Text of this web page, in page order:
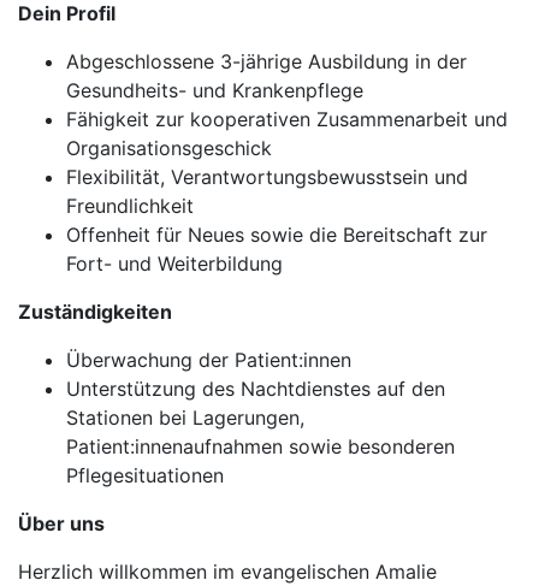
Dein Profil
Abgeschlossene 3-jährige Ausbildung in der
Gesundheits- und Krankenpflege
Fähigkeit zur kooperativen Zusammenarbeit und
Organisationsgeschick
Flexibilität, Verantwortungsbewusstsein und
Freundlichkeit
Offenheit für Neues sowie die Bereitschaft zur
Fort- und Weiterbildung
Zuständigkeiten
Überwachung der Patient:innen
Unterstützung des Nachtdienstes auf den
Stationen bei Lagerungen,
Patient:innenaufnahmen sowie besonderen
Pflegesituationen
Über uns
Herzlich willkommen im evangelischen Amalie